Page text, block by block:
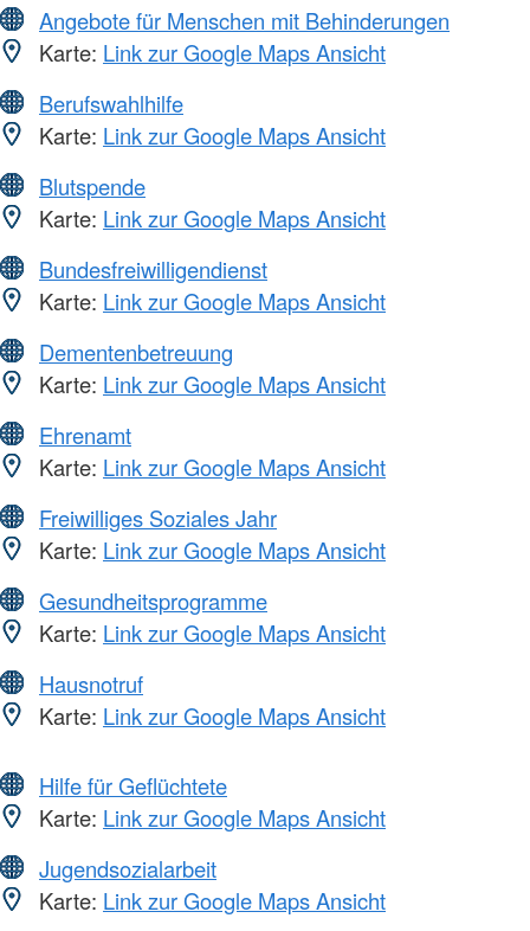
Angebote für Menschen mit Behinderungen
Karte: Link zur Google Maps Ansicht
Berufswahlhilfe
Karte: Link zur Google Maps Ansicht
Blutspende
Karte: Link zur Google Maps Ansicht
Bundesfreiwilligendienst
Karte: Link zur Google Maps Ansicht
Dementenbetreuung
Karte: Link zur Google Maps Ansicht
Ehrenamt
Karte: Link zur Google Maps Ansicht
Freiwilliges Soziales Jahr
Karte: Link zur Google Maps Ansicht
Gesundheitsprogramme
Karte: Link zur Google Maps Ansicht
Hausnotruf
Karte: Link zur Google Maps Ansicht
Hilfe für Geflüchtete
Karte: Link zur Google Maps Ansicht
Jugendsozialarbeit
Karte: Link zur Google Maps Ansicht